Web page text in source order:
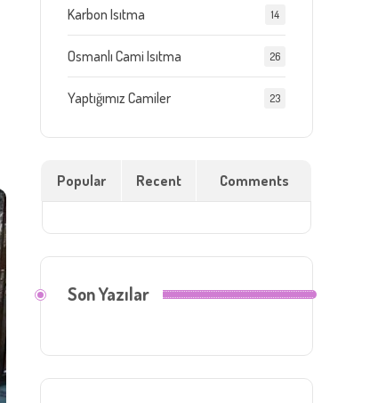
Karbon Isıtma 14
Osmanlı Cami Isıtma 26
Yaptığımız Camiler 23
Popular Recent Comments
Son Yazılar